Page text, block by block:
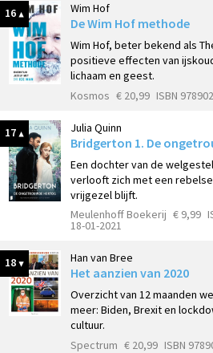
16 Wim Hof
De Wim Hof methode
Wim Hof, beter bekend als
positieve effecten van
lichaam en geest.
Kosmos € 20,99 ISBN
17 Julia Quinn
Bridgerton 1. De
Een dochter van de
verlooft zich met een
vrijgezel blijft.
Meulenhoff Boekerij € 9,99
18-01-2021
18 Han van Bree
Het aanzien van 2020
Overzicht van 12 maanden
meer: Biden, Brexit en
cultuur.
Spectrum € 20,99 ISBN